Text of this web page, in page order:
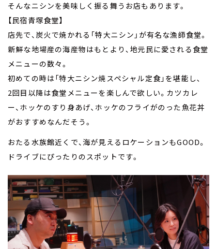
そんなニシンを美味しく振る舞うお店もあります。
【民宿青塚食堂】
店先で、炭火で焼かれる「特大ニシン」が有名な漁師食堂。
新鮮な地場産の海産物はもとより、地元民に愛される食堂
メニューの数々。
初めての時は「特大ニシン焼スペシャル定食」を堪能し、
2回目以降は食堂メニューを楽しんで欲しい。カツカレ
ー、ホッケのすり身あげ、ホッケのフライがのった魚花丼
がおすすめなんだそう。
おたる水族館近くで、海が見えるロケーションもGOOD。
ドライブにぴったりのスポットです。